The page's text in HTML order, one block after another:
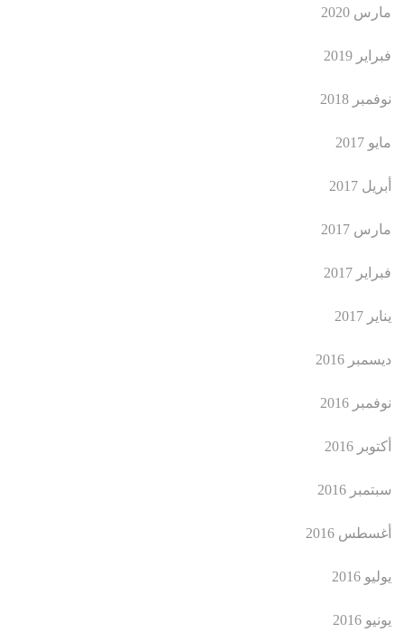
مارس 2020
فبراير 2019
نوفمبر 2018
مايو 2017
أبريل 2017
مارس 2017
فبراير 2017
يناير 2017
ديسمبر 2016
نوفمبر 2016
أكتوبر 2016
سبتمبر 2016
أغسطس 2016
يوليو 2016
يونيو 2016